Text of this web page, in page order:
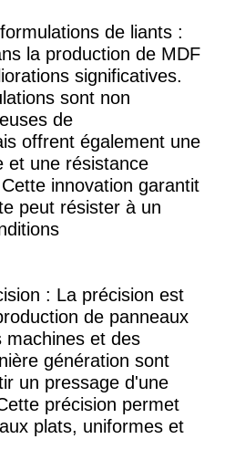
de liants :
la production de MDF
significatives.
sont non
de
offrent également une
et une résistance
innovation garantit
peut résister à un
: La précision est
de panneaux
machines et des
génération sont
un pressage d'une
précision permet
plats, uniformes et